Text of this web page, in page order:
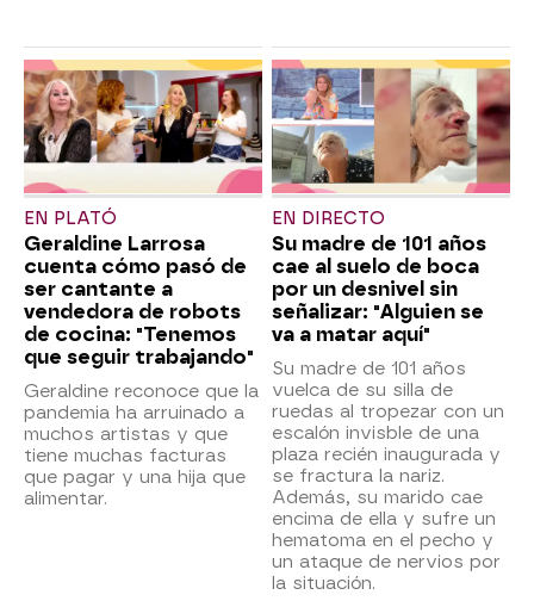
EN PLATÓ
Geraldine Larrosa
cuenta cómo pasó de
ser cantante a
vendedora de robots
de cocina: "Tenemos
que seguir trabajando"
Geraldine reconoce que la
pandemia ha arruinado a
muchos artistas y que
tiene muchas facturas
que pagar y una hija que
alimentar.
EN DIRECTO
Su madre de 101 años
cae al suelo de boca
por un desnivel sin
señalizar: "Alguien se
va a matar aquí"
Su madre de 101 años
vuelca de su silla de
ruedas al tropezar con un
escalón invisble de una
plaza recién inaugurada y
se fractura la nariz.
Además, su marido cae
encima de ella y sufre un
hematoma en el pecho y
un ataque de nervios por
la situación.